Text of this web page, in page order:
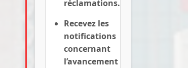
réclamations.
Recevez les
notifications
concernant
l’avancement